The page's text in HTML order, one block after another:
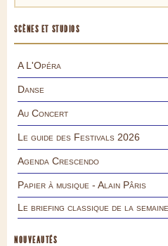
SCÈNES ET STUDIOS
A L'Opéra
Danse
Au Concert
Le guide des Festivals 2026
Agenda Crescendo
Papier à musique - Alain Pâris
Le briefing classique de la semaine
NOUVEAUTÉS